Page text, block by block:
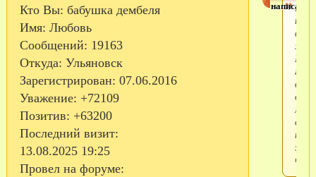
Кто Вы: бабушка дембеля
Имя: Любовь
Сообщений: 19163
Откуда: Ульяновск
Зарегистрирован: 07.06.2016
Уважение: +72109
Позитив: +63200
Последний визит:
13.08.2025 19:25
Провел на форуме:
Всем
Или
где
в
по
этой